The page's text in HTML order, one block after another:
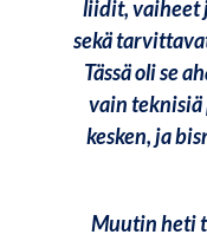
liidit, vaiheet
sekä
Tässä oli se
vain
kesken, ja
Muutin heti